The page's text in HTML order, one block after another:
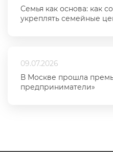
Семья как основа: как
укреплять семейные
09.07.2026
В Москве прошла
предприниматели»